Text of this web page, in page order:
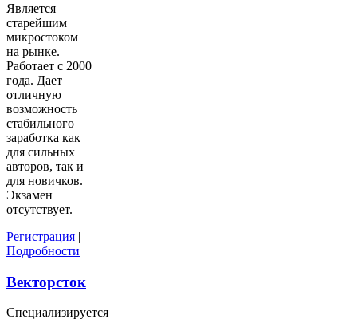
Является
старейшим
микростоком
на рынке.
Работает с 2000
года. Дает
отличную
возможность
стабильного
заработка как
для сильных
авторов, так и
для новичков.
Экзамен
отсутствует.
Регистрация |
Подробности
Векторсток
Специализируется